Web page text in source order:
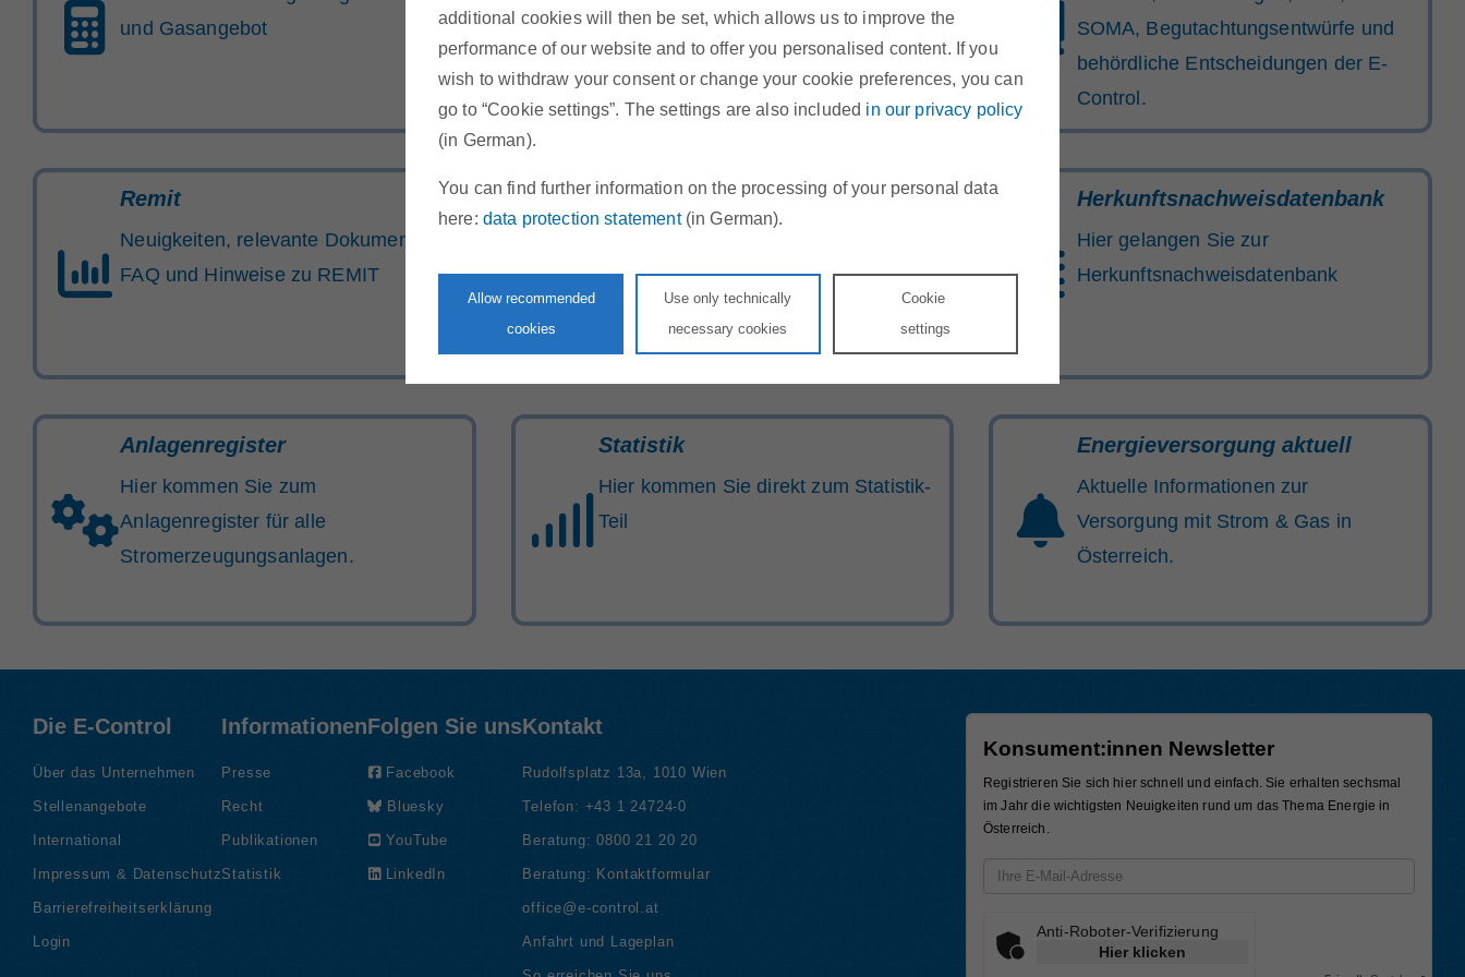
additional cookies will then be set, which allows us to improve the
performance of our website and to offer you personalised content. If you
wish to withdraw your consent or change your cookie preferences, you can
go to “Cookie settings”. The settings are also included in our privacy policy
(in German).
You can find further information on the processing of your personal data
here: data protection statement(in German).
Allow recommended
cookies
Use only technically
necessary cookies
Cookie
settings
und Gasangebot
schreiben Sie uns über unser
SOMA, Begutachtungsentwürfe und
behördliche Entscheidungen der E-
Control.
Remit
Neuigkeiten, relevante Dokumente,
FAQ und Hinweise zu REMIT
Stellenangebote Herkunftsnachweisdatenbank
Hier gelangen Sie zur
Herkunftsnachweisdatenbank
Anlagenregister
Hier kommen Sie zum
Anlagenregister für alle
Stromerzeugungsanlagen.
Statistik
Hier kommen Sie direkt zum Statistik-
Teil
Energieversorgung aktuell
Aktuelle Informationen zur
Versorgung mit Strom & Gas in
Österreich.
Die E-Control
Über das Unternehmen
Stellenangebote
International
Impressum & Datenschutz
Barrierefreiheitserklärung
Login
Informationen
Presse
Recht
Publikationen
Statistik
Folgen Sie uns
Facebook
Bluesky
YouTube
LinkedIn
Kontakt
Rudolfsplatz 13a, 1010 Wien
Telefon: +43 1 24724-0
Beratung:0800 21 20 20
Beratung: Kontaktformular
office@e-control.at
Anfahrt und Lageplan
Konsument:innen Newsletter
Registrieren Sie sich hier schnell und einfach. Sie erhalten sechsmal
im Jahr die wichtigsten Neuigkeiten rund um das Thema Energie in
Österreich.
Email-Adresse
Anti-Roboter-Verifizierung
Hier klicken